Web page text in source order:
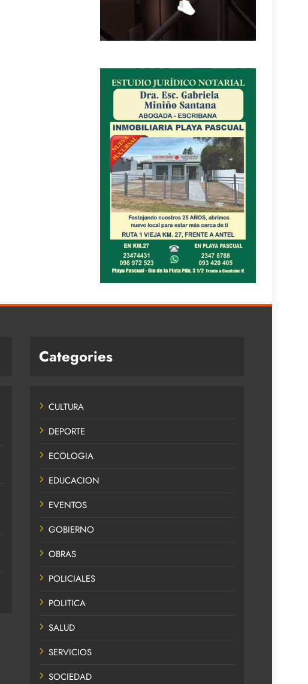
Categories
CULTURA
DEPORTE
ECOLOGIA
EDUCACION
EVENTOS
GOBIERNO
OBRAS
POLICIALES
POLITICA
SALUD
SERVICIOS
SOCIEDAD